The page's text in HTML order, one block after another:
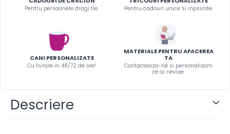
Mese
Corturi Pliabile
Standuri expozitionale
Pentru persoanele dragi tie. Pentru cadouri unice si inpsirate.
CANI PERSONALIZATE
Cu livrare in 48/72 de ore!
MATERIALE PENTRU AFACEREA
TA
Contacteaza-ne si personalizam
ce ai nevoie.
Descriere